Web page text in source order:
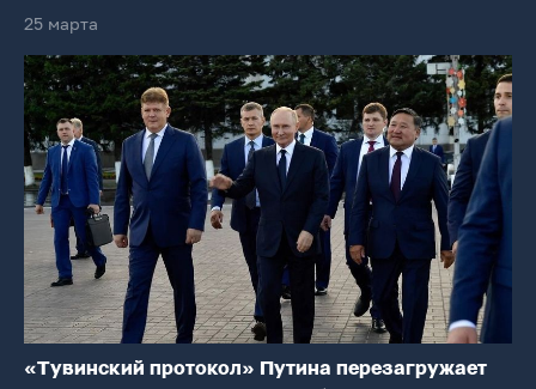
25 марта
«Тувинский протокол» Путина перезагружает